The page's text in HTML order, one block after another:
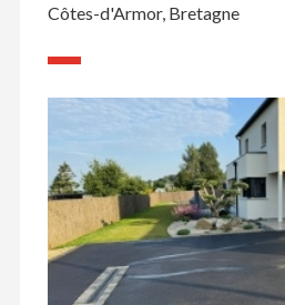
Côtes-d'Armor, Bretagne